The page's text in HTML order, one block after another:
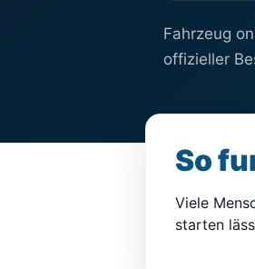
Fahrzeug
offizieller
So
Viele
starten